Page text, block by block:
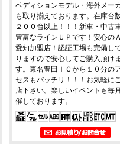
ペディションモデル・海外メー
も取り揃えております。在庫台
２００台以上！！！新車・中古
豊富なラインＵＰです！安心の
愛知加盟店！認証工場も完備し
りますので安心してご購入頂け
す。東名豊田ＩＣから１０分の
セスもバッチリ！！！お気軽に
店下さい。楽しいイベントも毎
催しております。